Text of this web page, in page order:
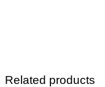
Related products